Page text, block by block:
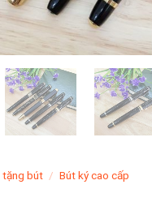
tặng bút / Bút ký cao cấp